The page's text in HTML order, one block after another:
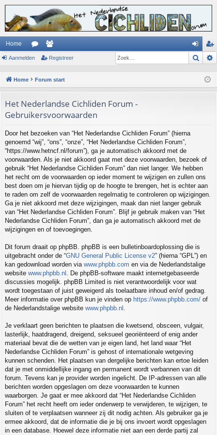
Home
or
m
s
ed an
el
eg
re
Aanmelden Registreer Zoek
Home Forum start
Het Nederlandse Cichliden Forum -
Gebruikersvoorwaarden
Door het bezoeken van “Het Nederlandse Cichliden Forum” (hierna
genoemd “wij”, “ons”, “onze”, “Het Nederlandse Cichliden Forum”,
“https://www.hetncf.nl/forum”), ga je automatisch akkoord met de
voorwaarden. Als je niet akkoord gaat met deze voorwaarden, bezoek of
gebruik “Het Nederlandse Cichliden Forum” dan niet langer. We hebben
het recht om de voorwaarden op ieder moment te wijzigen en zullen ons
best doen om je hiervan tijdig op de hoogte te brengen, het is echter aan
te raden om zelf de voorwaarden regelmatig te controleren op wijzigingen.
Ga je niet akkoord met deze wijzigingen, maak dan niet langer gebruik
van “Het Nederlandse Cichliden Forum”. Blijf je gebruik maken van “Het
Nederlandse Cichliden Forum”, dan ga je automatisch akkoord met de
wijzigingen en of toevoegingen.
Dit forum draait op phpBB. phpBB is een bulletinboardoplossing die is
uitgebracht onder de “GNU General Public License v2” (hierna “GPL”) en
kan gedownload worden via www.phpbb.com en via de Nederlandstalige
website www.phpbb.nl . De phpBB-software maakt internetgebaseerde
discussies mogelijk. phpBB Limited is niet verantwoordelijk voor wat
wordt toegestaan of juist geweigerd als toelaatbare inhoud en/of gedrag.
Meer informatie over phpBB kun je vinden op https://www.phpbb.com/ of
de Nederlandstalige website www.phpbb.nl .
Je verklaart geen berichten te plaatsen die kwetsend, obsceen, vulgair,
lasterlijk, haatdragend, dreigend, seksueel georiënteerd of enig ander
materiaal bevat die de wetten van je eigen land, het land waar “Het
Nederlandse Cichliden Forum” is gehost of internationale wetgeving
kunnen schenden. Het plaatsen van dergelijke berichten kan ertoe leiden
dat je met onmiddellijke ingang en permanent wordt verbannen van dit
forum. Tevens kan je provider worden ingelicht. De IP-adressen van alle
berichten worden opgeslagen om deze voorwaarden te kunnen
waarborgen. Je gaat er mee akkoord dat “Het Nederlandse Cichliden
Forum” het recht heeft om ieder onderwerp te verwijderen, te wijzigen, te
sluiten of te verplaatsen wanneer zij dit nodig achten. Als gebruiker ga je
ermee akkoord, dat de informatie die je bij ons invoert wordt opgeslagen
in een database. Hoewel deze informatie niet aan een derde partij zal